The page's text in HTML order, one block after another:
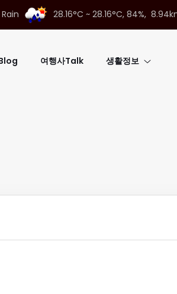
28.16°C ~ 28.16°C, 84%,
여행사Talk 생활정보